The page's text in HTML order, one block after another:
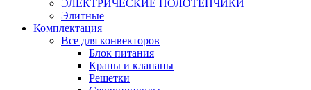
ЭЛЕКТРИЧЕСКИЕ ПОЛОТЕНЧИКИ
Элитные
Комплектация
Все для конвекторов
Блок питания
Краны и клапаны
Решетки